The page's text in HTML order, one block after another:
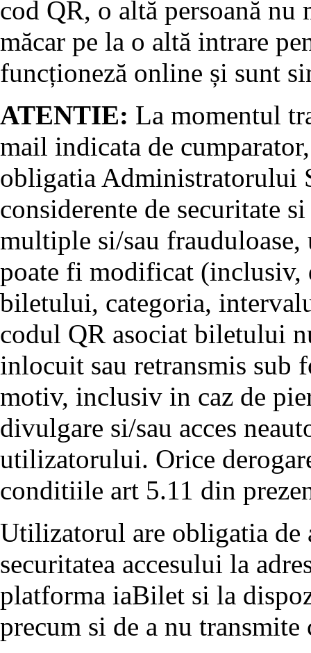
cod QR, o altă persoană nu
măcar pe la o altă intrare
funcționeză online și sunt
ATENTIE: La momentul
mail indicata de
obligatia Administratorului
considerente de securitate
multiple si/sau
poate fi modificat (inclusiv,
biletului, categoria,
codul QR asociat biletului
inlocuit sau retransmis sub
motiv, inclusiv in caz de
divulgare si/sau acces
utilizatorului. Orice
conditiile art 5.11 din
Utilizatorul are obligatia de
securitatea accesului la
platforma iaBilet si la
precum si de a nu